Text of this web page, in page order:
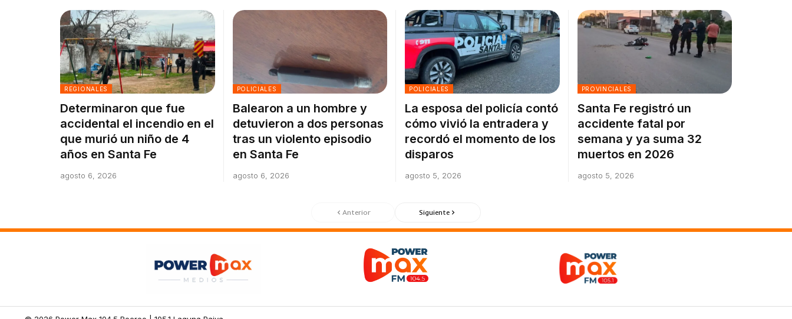
REGIONALES
Determinaron que fue
accidental el incendio en el
que murió un niño de 4
años en Santa Fe
agosto 6, 2026
POLICIALES
Balearon a un hombre y
detuvieron a dos personas
tras un violento episodio
en Santa Fe
agosto 6, 2026
POLICIALES
La esposa del policía contó
cómo vivió la entradera y
recordó el momento de los
disparos
agosto 5, 2026
PROVINCIALES
Santa Fe registró un
accidente fatal por
semana y ya suma 32
muertos en 2026
agosto 5, 2026
Anterior Siguiente